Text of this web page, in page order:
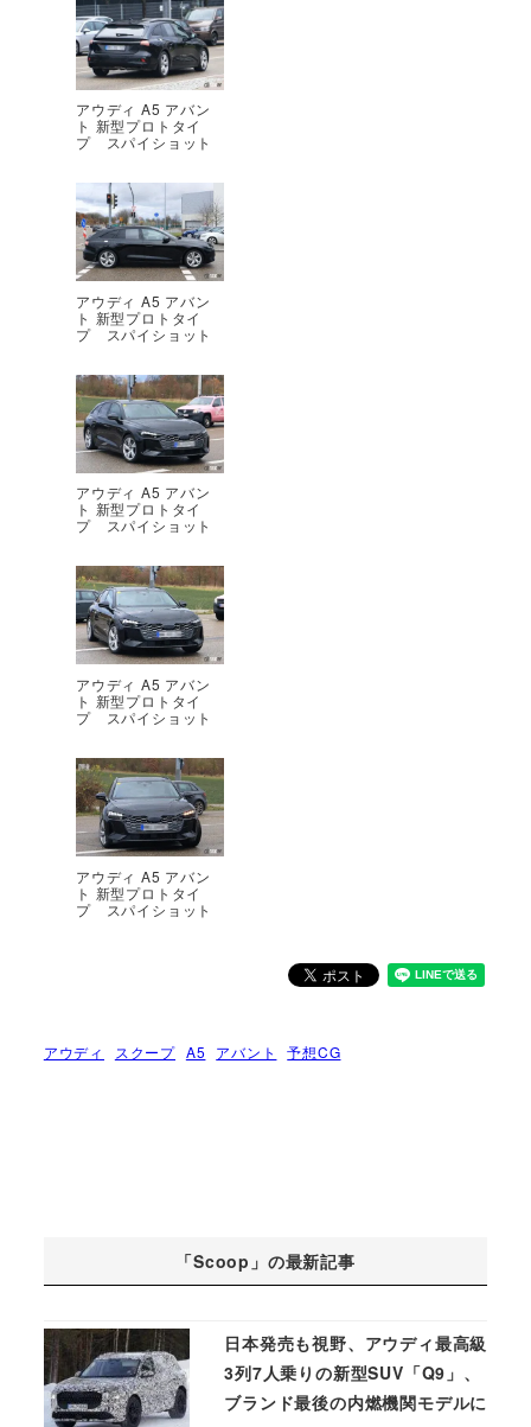
アウディ A5 アバン
ト 新型プロトタイ
プ スパイショット
アウディ A5 アバン
ト 新型プロトタイ
プ スパイショット
アウディ A5 アバン
ト 新型プロトタイ
プ スパイショット
アウディ A5 アバン
ト 新型プロトタイ
プ スパイショット
アウディ A5 アバン
ト 新型プロトタイ
プ スパイショット
アウディ スクープ A5 アバント 予想CG
「Scoop」の最新記事
日本発売も視野、アウディ最高級
3列7人乗りの新型SUV「Q9」、
ブランド最後の内燃機関モデルに